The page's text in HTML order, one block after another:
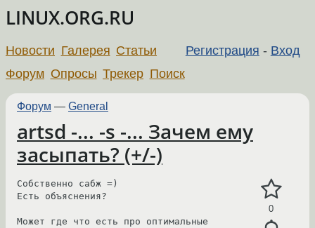
LINUX.ORG.RU
Регистрация - Вход
Новости Галерея Статьи
Форум Опросы Трекер Поиск
Форум — General
artsd -... -s -... Зачем ему
засыпать? (+/-)
0
Собственно сабж =)
Есть объяснения?
Может где что есть про оптимальные